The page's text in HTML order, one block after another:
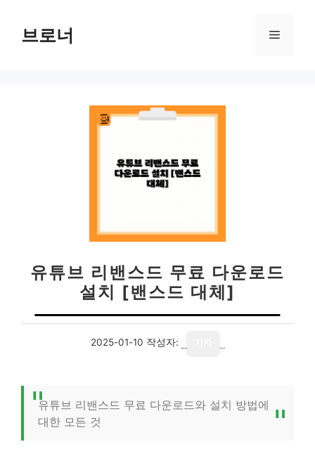
브로너 메
유튜브 리밴스드 무료 다운로드
설치 [밴스드 대체]
2025-01-10 작성자:
유튜브 리밴스드 무료 다운로드와 설치 방법에
대한 모든 것